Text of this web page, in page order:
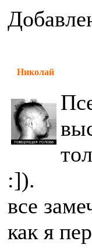
Николай
:]).
все
как я